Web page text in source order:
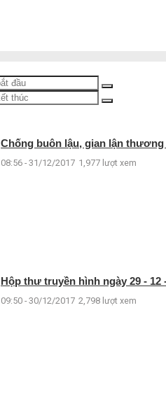
Chống buôn lậu, gian lận thương
08:56 - 31/12/2017 1,977 lượt xem
Hộp thư truyền hình ngày 29 - 12
09:50 - 30/12/2017 2,798 lượt xem